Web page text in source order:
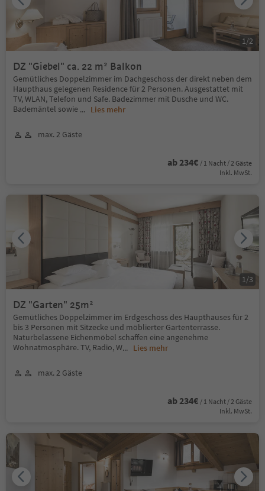
DZ "Giebel" ca. 22 m² Balkon
Gemütliches Doppelzimmer im Dachgeschoss der direkt neben dem
Haupthaus gelegenen Residence für 2 Personen. Ausgestattet mit
TV, WLAN, Telefon und Safe. Badezimmer mit Dusche und WC.
Bademäntel sowie ... Lies mehr
max. 2 Gäste
ab 234€ / 1 Nacht / 2 Gäste
Inkl. MwSt.
1/2
DZ "Garten" 25m²
Gemütliches Doppelzimmer im Erdgeschoss des Haupthauses für 2
bis 3 Personen mit Sitzecke und möblierter Gartenterrasse.
Naturbelassene Eichenmöbel schaffen eine angenehme
Wohnatmosphäre. TV, Radio, W... Lies mehr
max. 2 Gäste
ab 234€ / 1 Nacht / 2 Gäste
Inkl. MwSt.
1/3